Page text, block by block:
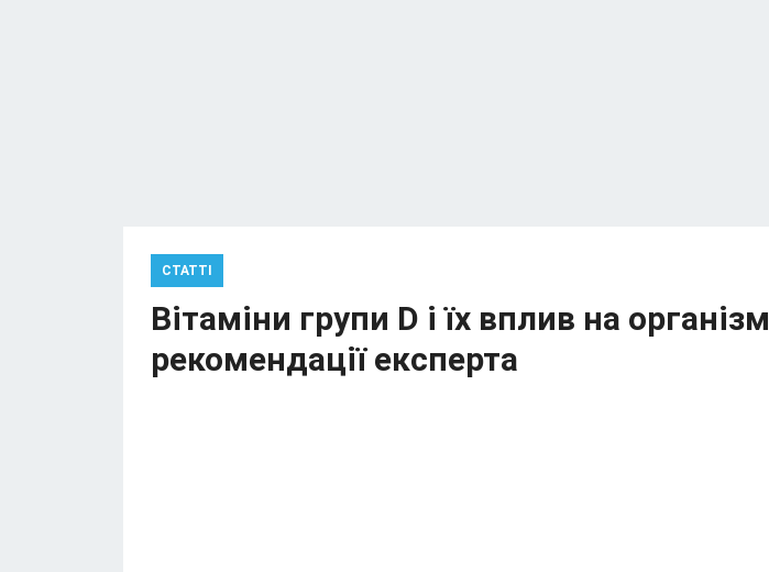
СТАТТІ
Вітаміни групи D і їх вплив на організм
рекомендації експерта